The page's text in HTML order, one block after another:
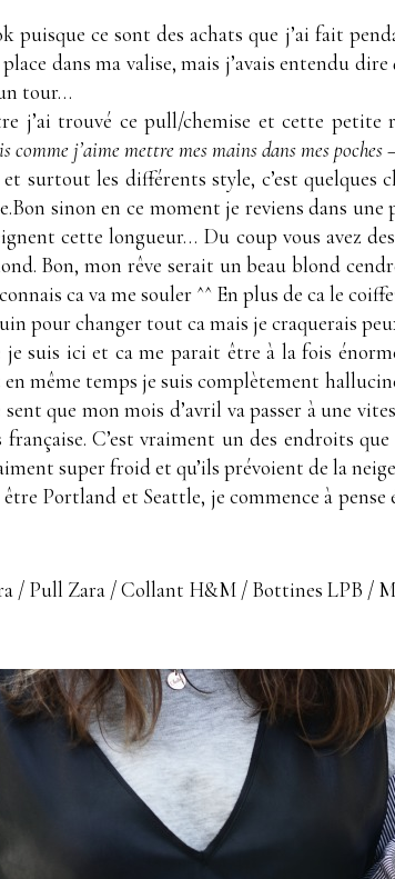
puisque ce sont des achats que j’ai fait
place dans ma valise, mais j’avais entendu
tour…
j’ai trouvé ce pull/chemise et cette petite
comme j’aime mettre mes mains dans mes
surtout les différents style, c’est quelques
sinon en ce moment je reviens dans
cette longueur… Du coup vous avez
Bon, mon rêve serait un beau blond
ca va me souler ^^ En plus de ca le
pour changer tout ca mais je craquerais
suis ici et ca me parait être à la fois
même temps je suis complètement
que mon mois d’avril va passer à une
française. C’est vraiment un des endroits
super froid et qu’ils prévoient de la
Portland et Seattle, je commence à
/ Pull Zara / Collant H&M / Bottines LPB /